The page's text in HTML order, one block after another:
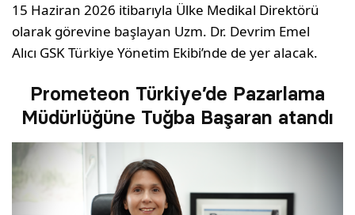
15 Haziran 2026 itibarıyla Ülke Medikal Direktörü
olarak görevine başlayan Uzm. Dr. Devrim Emel
Alıcı GSK Türkiye Yönetim Ekibi’nde de yer alacak.
Prometeon Türkiye’de Pazarlama
Müdürlüğüne Tuğba Başaran atandı